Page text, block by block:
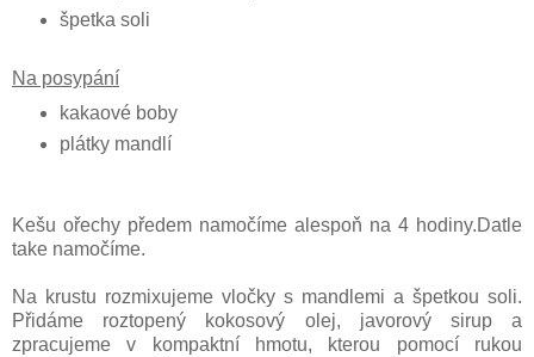
špetka soli
Na posypání
kakaové boby
plátky mandlí
Kešu ořechy předem namočíme alespoň na 4 hodiny.Datle
take namočíme.
Na krustu rozmixujeme vločky s mandlemi a špetkou soli.
Přidáme roztopený kokosový olej, javorový sirup a
zpracujeme v kompaktní hmotu, kterou pomocí rukou